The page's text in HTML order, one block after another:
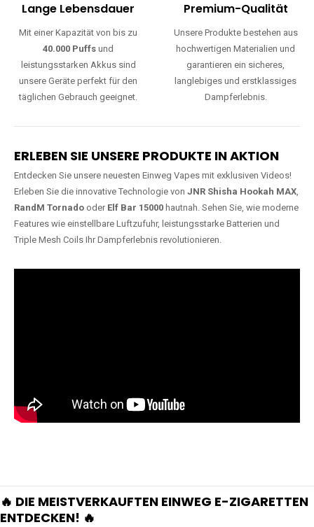
Lange Lebensdauer
Mit einer Kapazität von bis zu
40.000 Puffs und
leistungsstarken Akkus sind
unsere Geräte perfekt für den
täglichen Gebrauch geeignet.
Premium-Qualität
Unsere Produkte bestehen aus
hochwertigen Materialien und
garantieren ein sicheres,
langlebiges und erstklassiges
Dampferlebnis.
ERLEBEN SIE UNSERE PRODUKTE IN AKTION
Entdecken Sie unsere neuesten Einweg Vapes mit exklusiven Videos!
Erleben Sie die innovative Technologie von JNR Shisha Hookah MAX,
RandM Tornado oder Elf Bar 15000 hautnah. Sehen Sie, wie moderne
Features wie einstellbare Luftzufuhr, leistungsstarke Batterien und
Triple Mesh Coils Ihr Dampferlebnis revolutionieren.
🔥 DIE MEISTVERKAUFTEN EINWEG E-ZIGARETTEN
ENTDECKEN! 🔥